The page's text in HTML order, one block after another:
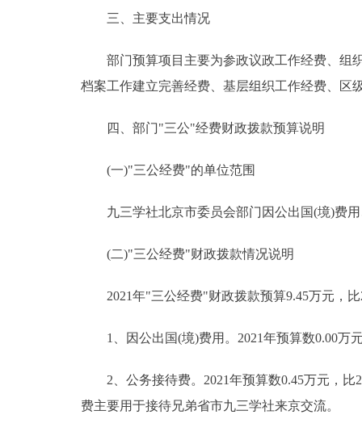
三、主要支出情况
部门预算项目主要为参政议政工作经费、组织
档案工作建立完善经费、基层组织工作经费、区
四、部门"三公"经费财政拨款预算说明
(一)"三公经费"的单位范围
九三学社北京市委员会部门因公出国(境)费用
(二)"三公经费"财政拨款情况说明
2021年"三公经费"财政拨款预算9.45万元，比
1、因公出国(境)费用。2021年预算数0.00万
2、公务接待费。2021年预算数0.45万元，比
费主要用于接待兄弟省市九三学社来京交流。